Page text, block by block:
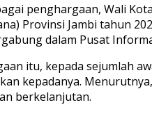
penghargaan, Wali
Provinsi Jambi tahun
dalam Pusat
itu, kepada sejumlah
kepadanya.
berkelanjutan.